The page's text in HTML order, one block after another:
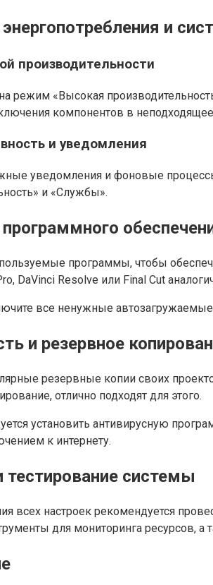
и
производительности
режим «Высокая
компонентов в
и уведомления
уведомления и фоновые
и «Службы».
программы, чтобы
DaVinci Resolve или Final Cut
все ненужные
и резервное
резервные копии своих
отлично подходят для этого.
установить антивирусную
к интернету.
тестирование системы
всех настроек рекомендуется
для мониторинга ресурсов, а